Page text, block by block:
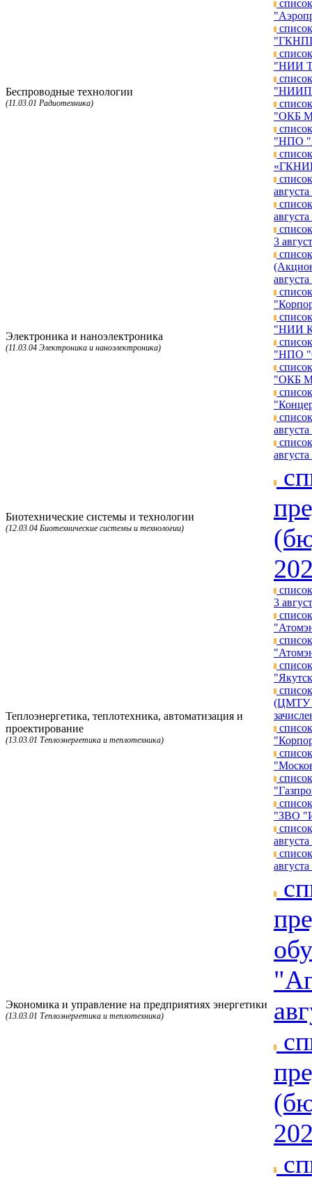
Беспроводные технологии
(11.03.01 Радиотехника)
"ГКНПЦ
"НИИ
"НИИП
"ОКБ
"НПО
Электроника и наноэлектроника
(11.03.04 Электроника и наноэлектроника)
3
"НИИ
"НПО
"ОКБ
Биотехнические системы и технологии
(12.03.04 Биотехнические системы и технологии)
Теплоэнергетика, теплотехника, автоматизация и
проектирование
(13.03.01 Теплоэнергетика и теплотехника)
3
(ЦМТУ
"ЗВО
Экономика и управление на предприятиях энергетики
(13.03.01 Теплоэнергетика и теплотехника)